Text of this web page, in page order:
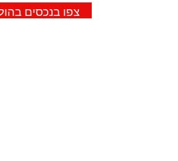
צפו בנכסים